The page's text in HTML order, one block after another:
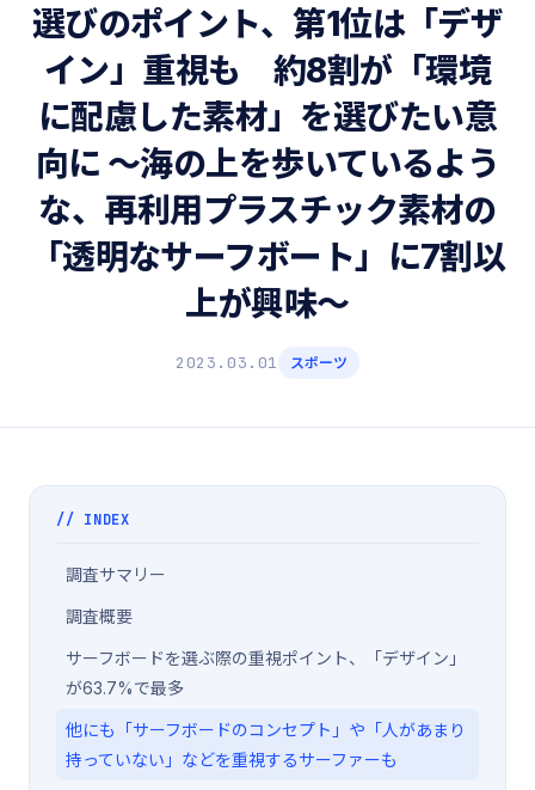
選びのポイント、第1位は「デザ
イン」重視も 約8割が「環境
に配慮した素材」を選びたい意
向に 〜海の上を歩いているよう
な、再利用プラスチック素材の
「透明なサーフボート」に7割以
上が興味〜
2023.03.01 スポーツ
// INDEX
調査サマリー
調査概要
サーフボードを選ぶ際の重視ポイント、「デザイン」
が63.7%で最多
他にも「サーフボードのコンセプト」や「人があまり
持っていない」などを重視するサーファーも